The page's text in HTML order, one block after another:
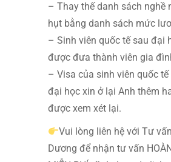
– Thay thế danh sách nghề
hụt bằng danh sách mức
– Sinh viên quốc tế sau đại
được đưa thành viên gia
– Visa của sinh viên quốc
đại học xin ở lại Anh thêm
được xem xét lại.
Vui lòng liên hệ với Tư
Dương để nhận tư vấn